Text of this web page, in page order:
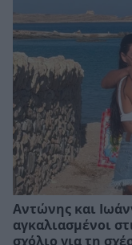
Αντώνης και
αγκαλιασμένοι
σχόλιο για τη